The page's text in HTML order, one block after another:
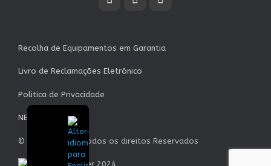
Recolha de Equipamentos em Garantia
Livro de Reclamações Eletrónico
Politica de Privacidade
NEWSLETTER
© Garrett S.A. - Todos os direitos Reservados